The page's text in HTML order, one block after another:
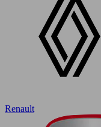
Renault